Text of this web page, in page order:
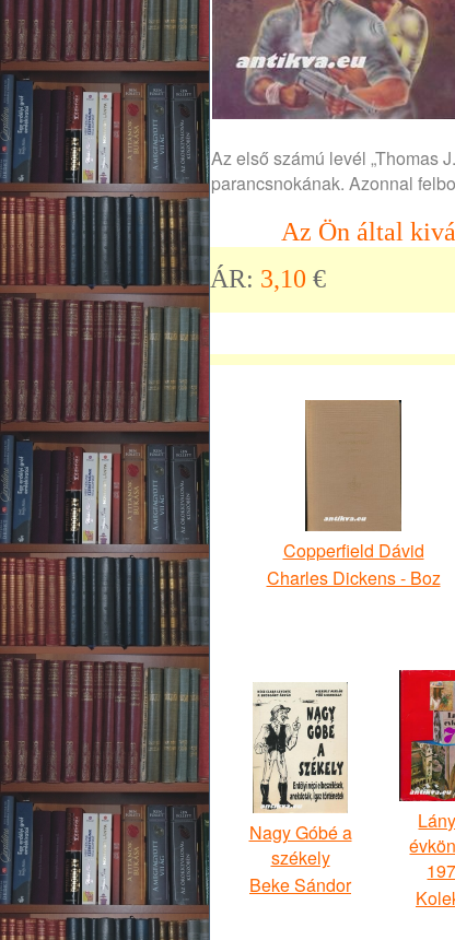
Az első számú levél „Thomas
parancsnokának. Azonnal
Az Ön által
ÁR: 3,10 €
Copperfield Dávid
Charles Dickens - Boz
Nagy Góbé a
székely
Beke Sándor